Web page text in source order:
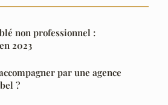
non professionnel :
2023
par une agence
?